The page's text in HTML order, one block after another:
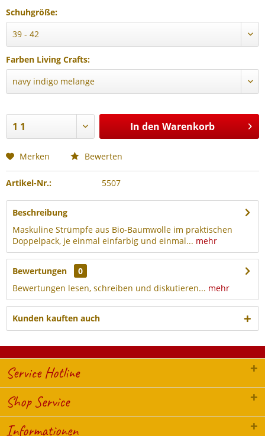
Schuhgröße:
Farben Living Crafts:
In den Warenkorb
Merken Bewerten
Artikel-Nr.: 5507
Beschreibung
Maskuline Strümpfe aus Bio-Baumwolle im praktischen
Doppelpack, je einmal einfarbig und einmal... mehr
Bewertungen
0
Bewertungen lesen, schreiben und diskutieren... mehr
Kunden kauften auch
Service Hotline
Shop Service
Informationen